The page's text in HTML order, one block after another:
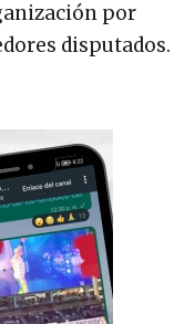
por
disputados.